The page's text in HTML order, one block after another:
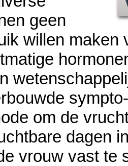
geen
willen maken
om de
dagen
vrouw vast te